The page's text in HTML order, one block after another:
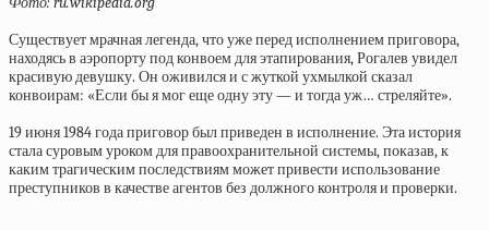
Существует мрачная легенда, что уже перед исполнением приговора,
находясь в аэропорту под конвоем для этапирования, Рогалев увидел
красивую девушку. Он оживился и с жуткой ухмылкой сказал
конвоирам: «Если бы я мог еще одну эту — и тогда уж… стреляйте».
19 июня 1984 года приговор был приведен в исполнение. Эта история
стала суровым уроком для правоохранительной системы, показав, к
каким трагическим последствиям может привести использование
преступников в качестве агентов без должного контроля и проверки.